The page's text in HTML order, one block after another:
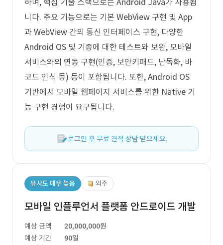
하며, 핵심 기술 스택으로는 Android Java가 사용됩
니다. 주요 기능으로는 기본 WebView 구현 및 App
과 WebView 간의 통신 인터페이스 구현, 다양한
Android OS 및 기종에 대한 테스트와 보완, 모바일
서비스와의 연동 구현(인증, 보안키패드, 난독화, 바
코드 인식 등) 등이 포함됩니다. 또한, Android OS
기반에서 모바일 웹페이지 서비스를 위한 Native 기
능 구현 경험이 요구됩니다.
로그인 후 무료 견적 상담 받으세요.
유사도 매우 높음 외주
모바일 인플루언서 플랫폼 안드로이드 개발
예상 금액
20,000,000원
예상 기간
90일